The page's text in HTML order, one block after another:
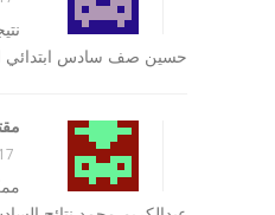
حسين صف سادس ابتدائي